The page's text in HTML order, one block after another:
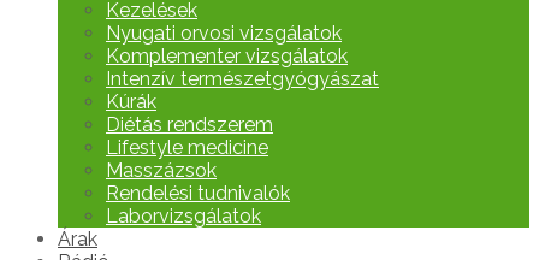
Kezelések
Nyugati orvosi vizsgálatok
Komplementer vizsgálatok
Intenzív természetgyógyászat
Kúrák
Diétás rendszerem
Lifestyle medicine
Masszázsok
Rendelési tudnivalók
Laborvizsgálatok
Árak